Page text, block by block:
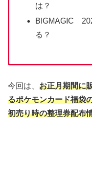
は？
BIGMAGIC
る？
今回は、 お正月期間に
るポケモンカード福袋
初売り時の整理券配布